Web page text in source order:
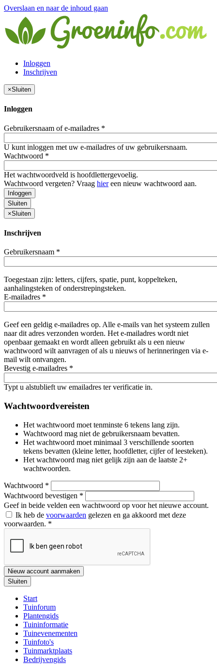
Overslaan en naar de inhoud gaan
Inloggen
Inschrijven
×Sluiten
Inloggen
Gebruikersnaam of e-mailadres *
U kunt inloggen met uw e-mailadres of uw gebruikersnaam.
Wachtwoord *
Het wachtwoordveld is hoofdlettergevoelig.
Wachtwoord vergeten? Vraag hiereen nieuw wachtwoord aan.
Inloggen
Sluiten
×Sluiten
Inschrijven
Gebruikersnaam *
Toegestaan zijn: letters, cijfers, spatie, punt, koppelteken,
aanhalingsteken of onderstrepingsteken.
E-mailadres *
Geef een geldig e-mailadres op. Alle e-mails van het systeem zullen
naar dit adres verzonden worden. Het e-mailadres wordt niet
openbaar gemaakt en wordt alleen gebruikt als u een nieuw
wachtwoord wilt aanvragen of als u nieuws of herinneringen via e-
mail wilt ontvangen.
Bevestig e-mailadres *
Typt u alstublieft uw emailadres ter verificatie in.
Wachtwoordvereisten
Het wachtwoord moet tenminste 6 tekens lang zijn.
Wachtwoord mag niet de gebruikersnaam bevatten.
Het wachtwoord moet minimaal 3 verschillende soorten
tekens bevatten (kleine letter, hoofdletter, cijfer of leesteken).
Het wachtwoord mag niet gelijk zijn aan de laatste 2+
wachtwoorden.
Wachtwoord *
Wachtwoord bevestigen *
Geef in beide velden een wachtwoord op voor het nieuwe account.
Ik heb de voorwaarden gelezen en ga akkoord met deze
voorwaarden. *
Nieuw account aanmaken
Sluiten
Start
Tuinforum
Plantengids
Tuininformatie
Tuinevenementen
Tuinfoto's
Tuinmarktplaats
Bedrijvengids